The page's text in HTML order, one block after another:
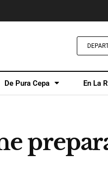
De Pura Cepa En La